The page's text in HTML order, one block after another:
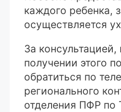
каждого ребенка,
осуществляется
За
получении этого
обратиться по
регионального
отделения ПФР по